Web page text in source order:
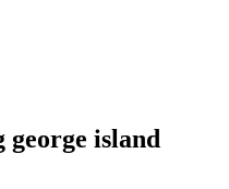
george island